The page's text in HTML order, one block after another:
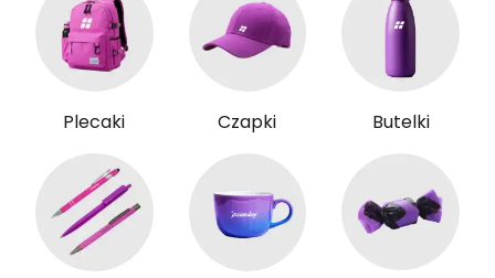
Plecaki Czapki Butelki